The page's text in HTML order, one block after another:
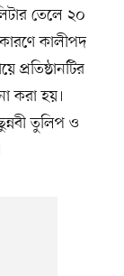
তেলে ২০
কালীপদ
প্রতিষ্ঠানটির
করা হয়।
তুলিপ ও